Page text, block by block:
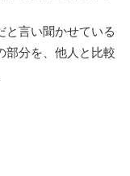
と言い聞かせている
部分を、他人と比較